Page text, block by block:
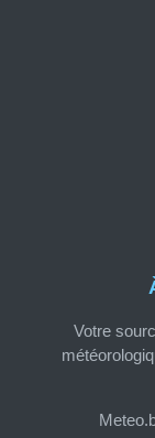
Votre